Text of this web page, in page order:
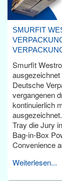
SMURFIT
Smurfit
Deutsche
vergangenen
kontinuierlich
Tray die Jury
Bag-in-Box
Convenience
Weiterlesen...